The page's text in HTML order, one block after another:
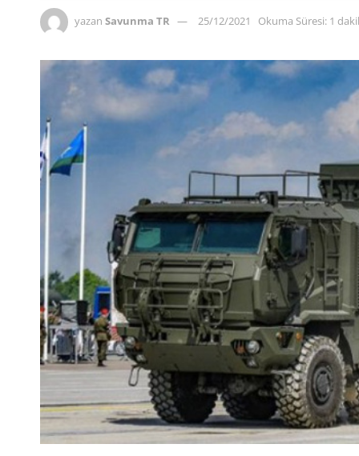
yazan Savunma TR 25/12/2021 Okuma Süresi: 1